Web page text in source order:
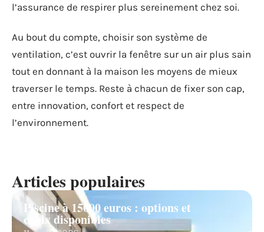
l’assurance de respirer plus sereinement chez soi.
Au bout du compte, choisir son système de
ventilation, c’est ouvrir la fenêtre sur un air plus sain
tout en donnant à la maison les moyens de mieux
traverser le temps. Reste à chacun de fixer son cap,
entre innovation, confort et respect de
l’environnement.
Articles populaires
Piscine à 15000 euros : options et
choix disponibles